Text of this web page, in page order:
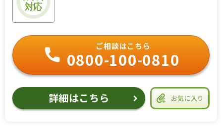
対応
お気に入り
ご相談はこちら
0800-100-0810
詳細はこちら